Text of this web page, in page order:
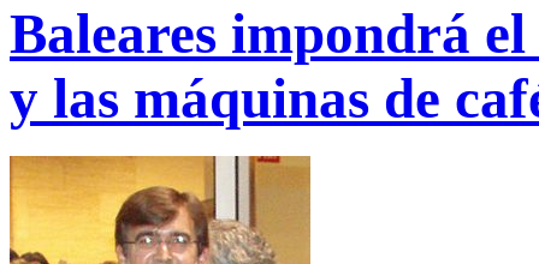
Baleares impondrá
y las máquinas de